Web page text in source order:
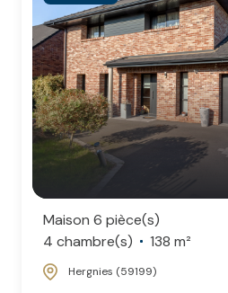
Maison 6 pièce(s)
4 chambre(s)
138 m²
Hergnies (59199)